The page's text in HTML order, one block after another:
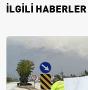
İLGİLİ HABERLER